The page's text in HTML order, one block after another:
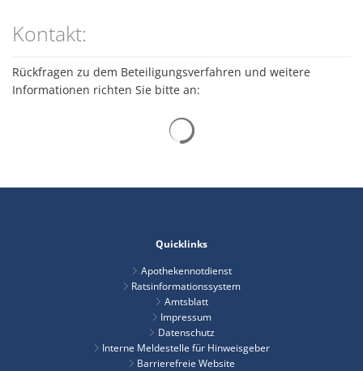
Kontakt:
Rückfragen zu dem Beteiligungsverfahren und weitere
Informationen richten Sie bitte an:
Quicklinks
Apothekennotdienst
Ratsinformationssystem
Amtsblatt
Impressum
Datenschutz
Interne Meldestelle für Hinweisgeber
Barrierefreie Website